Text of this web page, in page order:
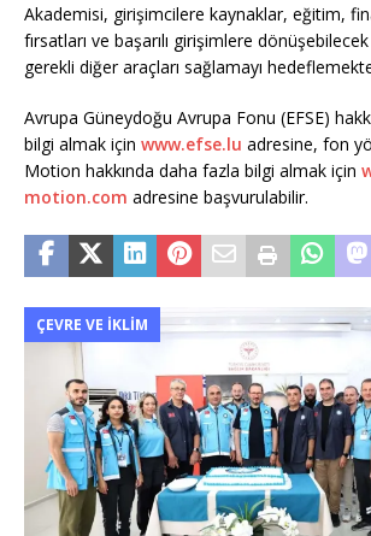
Akademisi, girişimcilere kaynaklar, eğitim,
fırsatları ve başarılı girişimlere
gerekli diğer araçları sağlamayı
Avrupa Güneydoğu Avrupa Fonu (EFSE)
bilgi almak için www.efse.lu adresine, fon
Motion hakkında daha fazla bilgi almak için
motion.com adresine başvurulabilir.
ÇEVRE VE İKLIM